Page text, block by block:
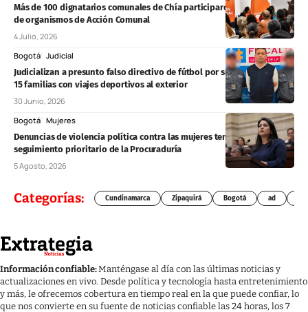
Más de 100 dignatarios comunales de Chía participaron en la posesión
de organismos de Acción Comunal
4 Julio, 2026
Bogotá Judicial
Judicializan a presunto falso directivo de fútbol por supuesta estafa a
15 familias con viajes deportivos al exterior
30 Junio, 2026
Bogotá Mujeres
Denuncias de violencia política contra las mujeres tendrán
seguimiento prioritario de la Procuraduría
5 Agosto, 2026
Categorías: Cundinamarca Zipaquirá Bogotá ad
Información confiable:Manténgase al día con las últimas noticias y
actualizaciones en vivo. Desde política y tecnología hasta entretenimiento
y más, le ofrecemos cobertura en tiempo real en la que puede confiar, lo
que nos convierte en su fuente de noticias confiable las 24 horas, los 7